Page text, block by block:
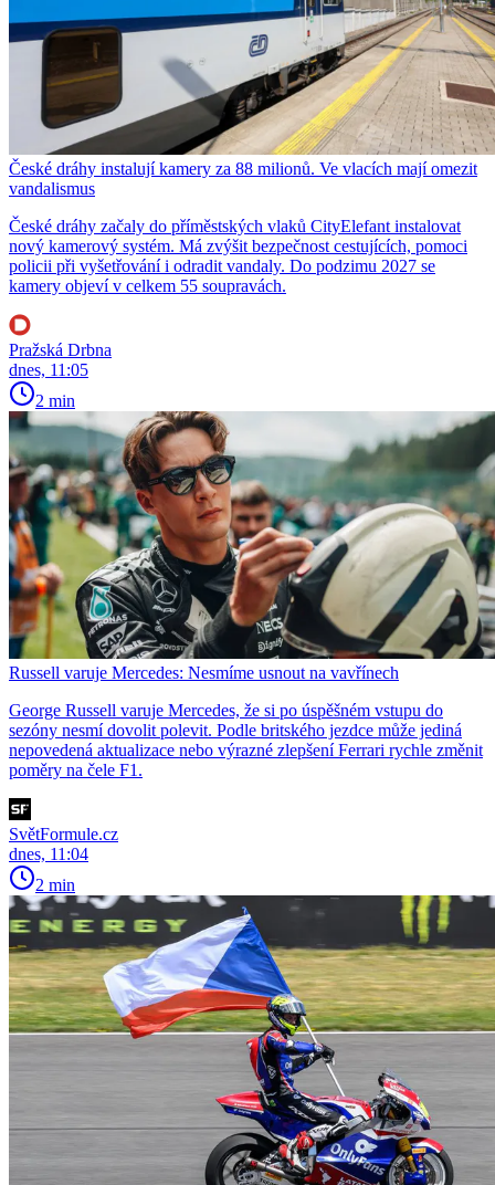
České dráhy instalují kamery za 88 milionů. Ve vlacích mají omezit
vandalismus
České dráhy začaly do příměstských vlaků CityElefant instalovat
nový kamerový systém. Má zvýšit bezpečnost cestujících, pomoci
policii při vyšetřování i odradit vandaly. Do podzimu 2027 se
kamery objeví v celkem 55 soupravách.
Pražská Drbna
dnes, 11:05
2 min
Russell varuje Mercedes: Nesmíme usnout na vavřínech
George Russell varuje Mercedes, že si po úspěšném vstupu do
sezóny nesmí dovolit polevit. Podle britského jezdce může jediná
nepovedená aktualizace nebo výrazné zlepšení Ferrari rychle změnit
poměry na čele F1.
SvětFormule.cz
dnes, 11:04
2 min